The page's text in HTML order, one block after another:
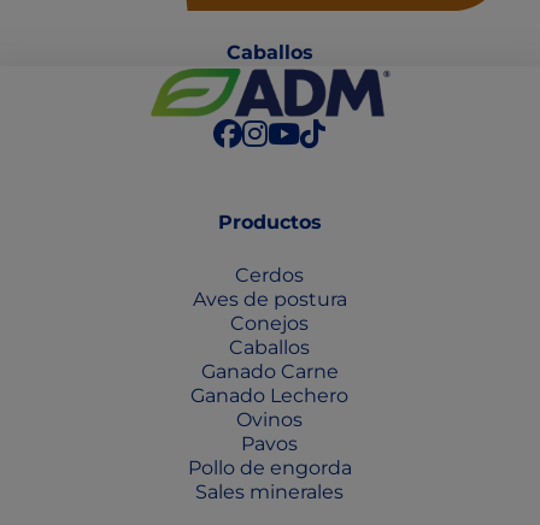
Caballos
Productos
Cerdos
Aves de postura
Conejos
Caballos
Ganado Carne
Ganado Lechero
Ovinos
Pavos
Pollo de engorda
Sales minerales